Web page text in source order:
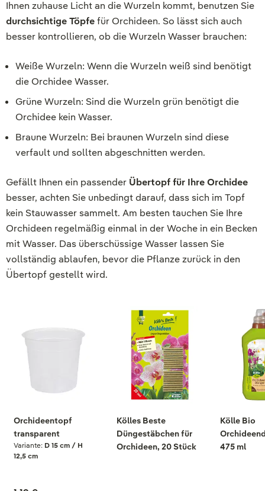
Ihnen zuhause Licht an die Wurzeln kommt, benutzen Sie
durchsichtige Töpfefür Orchideen. So lässt sich auch
besser kontrollieren, ob die Wurzeln Wasser brauchen:
Weiße Wurzeln: Wenn die Wurzeln weiß sind benötigt
die Orchidee Wasser.
Grüne Wurzeln: Sind die Wurzeln grün benötigt die
Orchidee kein Wasser.
Braune Wurzeln: Bei braunen Wurzeln sind diese
verfault und sollten abgeschnitten werden.
Gefällt Ihnen ein passender Übertopf für Ihre Orchidee
besser, achten Sie unbedingt darauf, dass sich im Topf
kein Stauwasser sammelt. Am besten tauchen Sie Ihre
Orchideen regelmäßig einmal in der Woche in ein Becken
mit Wasser. Das überschüssige Wasser lassen Sie
vollständig ablaufen, bevor die Pflanze zurück in den
Übertopf gestellt wird.
Orchideentopf
transparent
Variante: D 15 cm / H
12,5 cm
Kölles Beste
Düngestäbchen für
Orchideen, 20 Stück
Kölle Bio
475 ml